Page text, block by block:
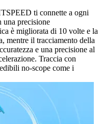
ti connette a ogni
una precisione
è migliorata di 10 volte e la
mentre il tracciamento della
e una precisione al
Traccia con
no-scope come i